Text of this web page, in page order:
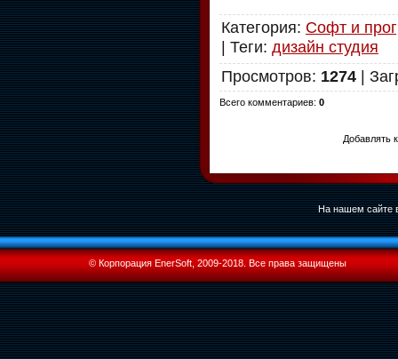
Категория: Софт и
| Теги: дизайн студия
Просмотров: 1274 |
Всего комментариев: 0
Добавлять
На нашем сайте
© Корпорация EnerSoft, 2009-2018. Все права защищены